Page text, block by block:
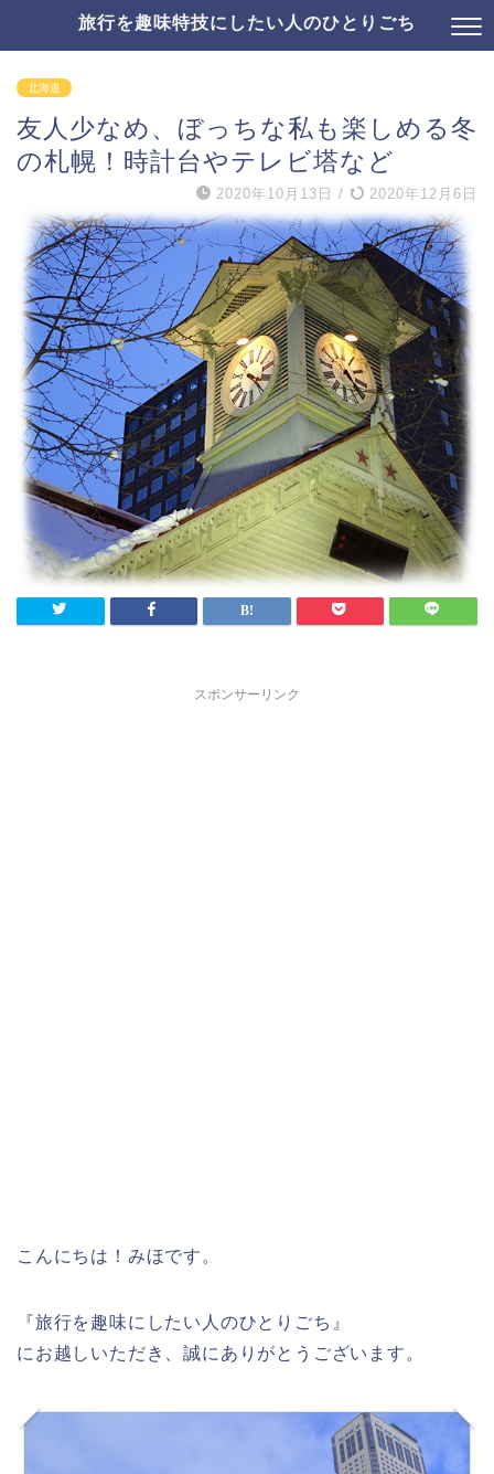
旅行を趣味特技にしたい人のひとりごち
北海道
友人少なめ、ぼっちな私も楽しめる冬
の札幌！時計台やテレビ塔など
2020年10月13日 / 2020年12月6日
スポンサーリンク
こんにちは！みほです。
『旅行を趣味にしたい人のひとりごち』
にお越しいただき、誠にありがとうございます。